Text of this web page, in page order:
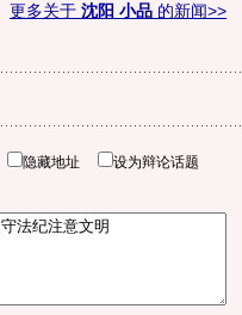
更多关于 沈阳 小品 的新闻>>
隐藏地址 设为辩论话题